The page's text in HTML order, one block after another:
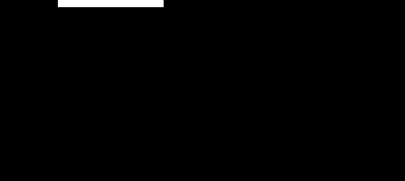
CONTACTO